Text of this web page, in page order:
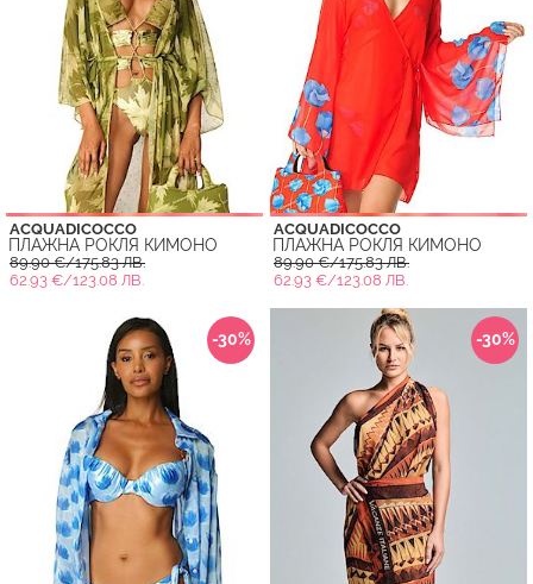
ACQUADICOCCO
ПЛАЖНА РОКЛЯ КИМОНО
89.90 €/175.83 ЛВ.
62.93 €/123.08 ЛВ.
ACQUADICOCCO
ПЛАЖНА РОКЛЯ КИМОНО
89.90 €/175.83 ЛВ.
62.93 €/123.08 ЛВ.
-30% -30%